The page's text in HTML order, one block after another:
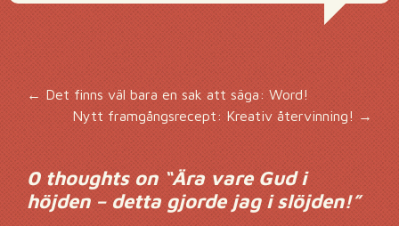
Inläggsnavigering
←Det finns väl bara en sak att säga: Word!
Nytt framgångsrecept: Kreativ återvinning!→
0 thoughts on “Ära vare Gud i
höjden – detta gjorde jag i slöjden!”